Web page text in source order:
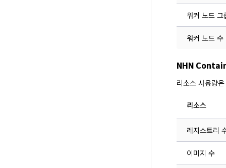
워커 노드 그
워커 노드 수
NHN
리소스 사용량
리소스
레지스트리
이미지 수